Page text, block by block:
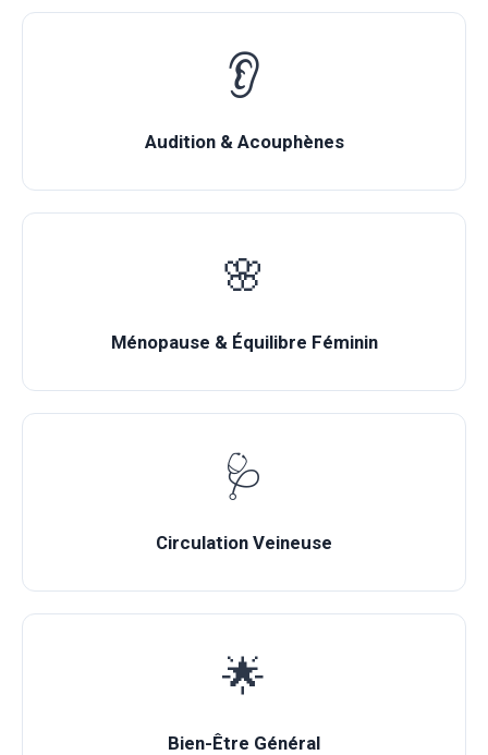
👂
Audition & Acouphènes
🌸
Ménopause & Équilibre Féminin
🩺
Circulation Veineuse
🌟
Bien-Être Général